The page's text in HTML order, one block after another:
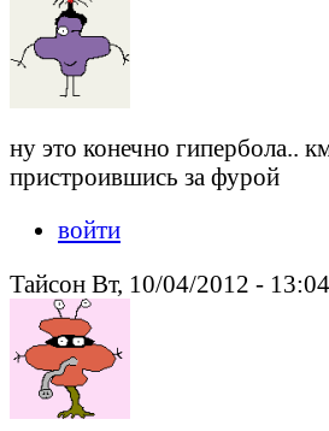
ну это конечно гипербола..
пристроившись за фурой
войти
Тайсон Вт, 10/04/2012 - 13:04